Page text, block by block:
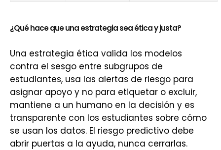
¿Qué hace que una estrategia sea ética y justa?
Una estrategia ética valida los modelos
contra el sesgo entre subgrupos de
estudiantes, usa las alertas de riesgo para
asignar apoyo y no para etiquetar o excluir,
mantiene a un humano en la decisión y es
transparente con los estudiantes sobre cómo
se usan los datos. El riesgo predictivo debe
abrir puertas a la ayuda, nunca cerrarlas.